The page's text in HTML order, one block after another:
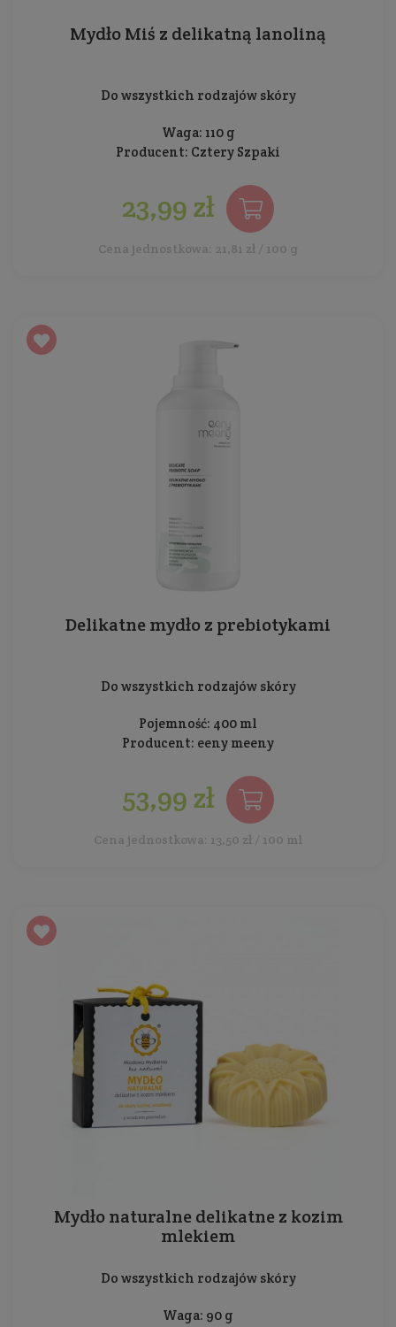
Mydło Miś z delikatną lanoliną
Do wszystkich rodzajów skóry
Waga: 110 g
Producent: Cztery Szpaki
23,99 zł
Cena jednostkowa: 21,81 zł / 100 g
Delikatne mydło z prebiotykami
Do wszystkich rodzajów skóry
Pojemność: 400 ml
Producent: eeny meeny
53,99 zł
Cena jednostkowa: 13,50 zł / 100 ml
Mydło naturalne delikatne z kozim
mlekiem
Do wszystkich rodzajów skóry
Waga: 90 g